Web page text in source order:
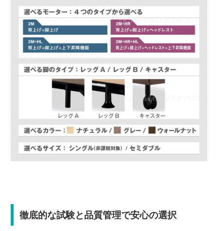
徹底的な試験と品質管理で安心の選択